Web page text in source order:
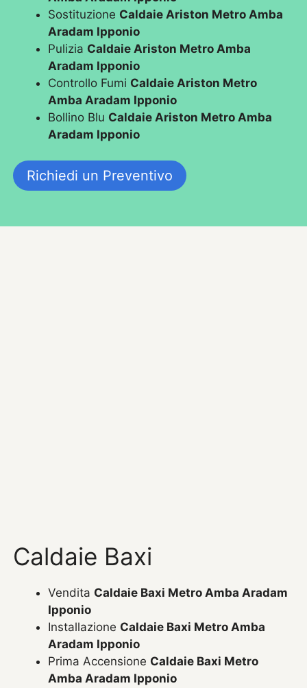
Sostituzione Caldaie Ariston Metro Amba
Aradam Ipponio
Pulizia Caldaie Ariston Metro Amba
Aradam Ipponio
Controllo Fumi Caldaie Ariston Metro
Amba Aradam Ipponio
Bollino Blu Caldaie Ariston Metro Amba
Aradam Ipponio
Richiedi un Preventivo
Caldaie Baxi
Vendita Caldaie Baxi Metro Amba Aradam
Ipponio
Installazione Caldaie Baxi Metro Amba
Aradam Ipponio
Prima Accensione Caldaie Baxi Metro
Amba Aradam Ipponio